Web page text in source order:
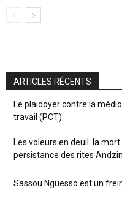
ARTICLES RÉCENTS
Le plaidoyer contre la
travail (PCT)
Les voleurs en deuil: la
persistance des rites
Sassou Nguesso est un